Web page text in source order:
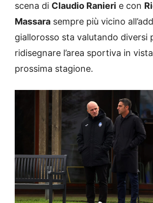
scena di Claudio Ranieri e con
Massara sempre più vicino
giallorosso sta valutando diversi
ridisegnare l’area sportiva in
prossima stagione.